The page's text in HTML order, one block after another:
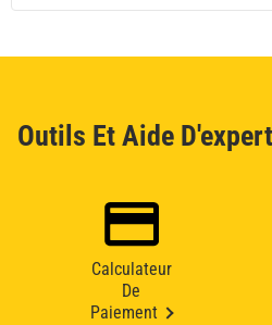
Outils Et Aide
Calculateur
De
Paiement